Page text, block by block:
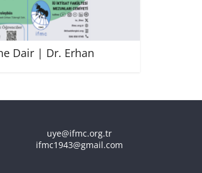
Dair | Dr. Erhan
uye@ifmc.org.tr
ifmc1943@gmail.com